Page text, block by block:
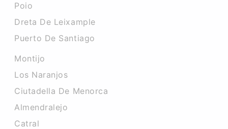
Poio
Dreta De Leixample
Puerto De Santiago
Montijo
Los Naranjos
Ciutadella De Menorca
Almendralejo
Catral